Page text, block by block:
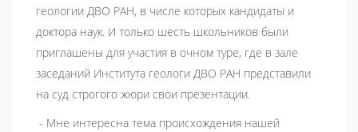
геологии ДВО РАН, в числе которых кандидаты и
доктора наук. И только шесть школьников были
приглашены для участия в очном туре, где в зале
заседаний Института геологи ДВО РАН представили
на суд строгого жюри свои презентации.
- Мне интересна тема происхождения нашей